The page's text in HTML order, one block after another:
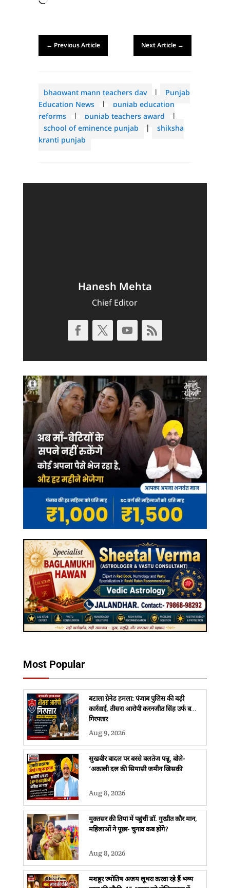
← Previous Article Next Article →
bhagwant mann teachers day |
Punjab
Education News
|
punjab education
reforms
| punjab teachers award
|
school of eminence punjab
shiksha
kranti punjab
Hanesh Mehta
Chief Editor
Most Popular
बटाला ग्रेनेड हमला: पंजाब पुलिस की बड़ी
कार्रवाई, तीसरा आरोपी करनजीत सिंह उर्फ बच्चा
गिरफ्तार
Aug 9, 2026
सुखबीर बादल पर बरसे बलतेज पन्नू, बोले-
‘अकाली दल की सियासी जमीन खिसकी
Aug 8, 2026
मुक्तसर की तियां में पहुंचीं डॉ. गुरप्रीत कौर मान,
महिलाओं ने पूछा- चुनाव कब होंगे?
Aug 8, 2026
मशहूर ज्योतिष अजय लूथरा करवा रहे हैं भव्य